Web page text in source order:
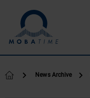
News Archive